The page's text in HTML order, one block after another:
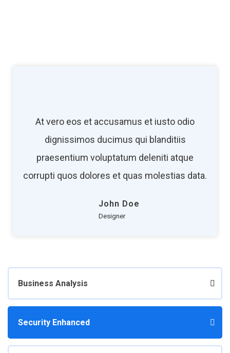
At vero eos et accusamus et iusto odio
dignissimos ducimus qui blanditiis
praesentium voluptatum deleniti atque
corrupti quos dolores et quas molestias data.
John Doe
Designer
Business Analysis
Security Enhanced